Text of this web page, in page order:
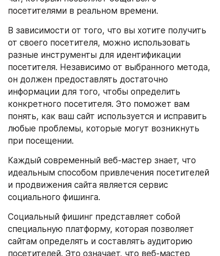
посетителями в реальном времени.
В зависимости от того, что вы хотите получить
от своего посетителя, можно использовать
разные инструменты для идентификации
посетителя. Независимо от выбранного метода,
он должен предоставлять достаточно
информации для того, чтобы определить
конкретного посетителя. Это поможет вам
понять, как ваш сайт используется и исправить
любые проблемы, которые могут возникнуть
при посещении.
Каждый современный веб-мастер знает, что
идеальным способом привлечения посетителей
и продвижения сайта является сервис
социального фишинга.
Социальный фишинг представляет собой
специальную платформу, которая позволяет
сайтам определять и составлять аудиторию
посетителей. Это означает, что веб-мастер